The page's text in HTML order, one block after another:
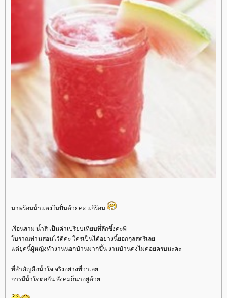
มาพร้อมน้ำแตงโมปั่นด้วยค่ะ แก้ร้อน
เรือนสาม น้ำสี่ เป็นคำเปรียบเทียบที่ลึกซึ้งค่ะพี่
บราณท่านสอนไว้ดีค่ะ ใครเป็นได้อย่างนี้ยอกกุลสตรีเล
ต่ยุคนี้ผู้หญิงทำงานนอกบ้านมากขึ้น งานบ้านคงไม่ค่อยครบนะคะ
ที่สำคัญคือน้ำใจ จริงอย่างพี่ว่าเล
การมีน้ำใจต่อกัน สังคมก็น่าอยู่ด้ว